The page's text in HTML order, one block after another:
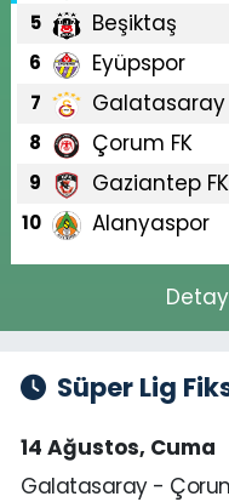
5 Beşiktaş
6 Eyüpspor
7 Galatasaray
8 Çorum FK
9 Gaziantep FK
10 Alanyaspor
Süper Lig
14 Ağustos, Cuma
Galatasaray -